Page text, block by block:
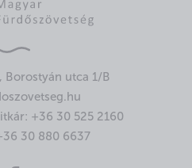
Borostyán utca 1/B
+36 30 525 2160
30 880 6637